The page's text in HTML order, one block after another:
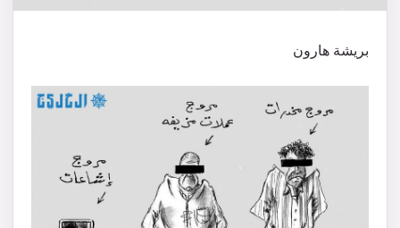
بريشة هارون